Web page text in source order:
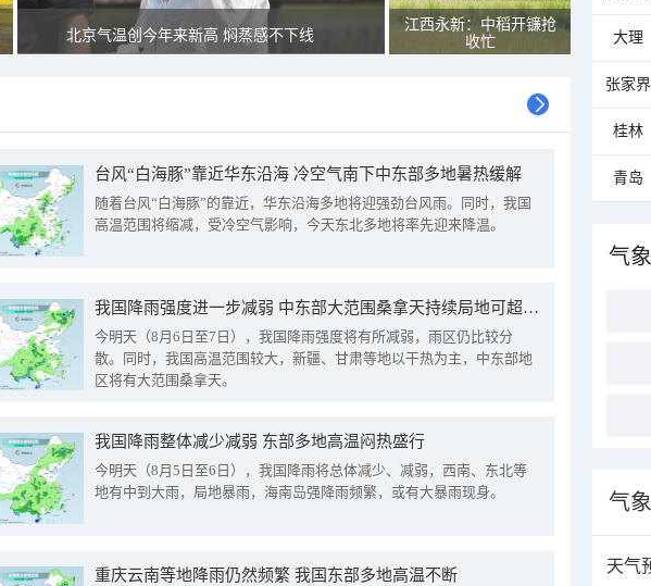
北京气温创今年来新高 焖蒸感不下线
江西永新：中稻开镰抢
收忙
台风“白海豚”靠近华东沿海 冷空气南下中东部多地暑热缓解
随着台风“白海豚”的靠近，华东沿海多地将迎强劲台风雨。同时，我国
高温范围将缩减，受冷空气影响，今天东北多地将率先迎来降温。
我国降雨强度进一步减弱 中东部大范围桑拿天持续局地可超38℃
今明天（8月6日至7日），我国降雨强度将有所减弱，雨区仍比较分
散。同时，我国高温范围较大，新疆、甘肃等地以干热为主，中东部地
区将有大范围桑拿天。
我国降雨整体减少减弱 东部多地高温闷热盛行
今明天（8月5日至6日），我国降雨将总体减少、减弱，西南、东北等
地有中到大雨，局地暴雨，海南岛强降雨频繁，或有大暴雨现身。
重庆云南等地降雨仍然频繁 我国东部多地高温不断
大理
张家界
桂林
青岛
气
气
天气